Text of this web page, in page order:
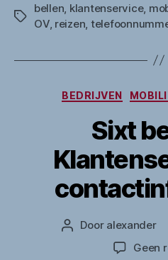
Tags
bellen klantenservice,
OV, reizen
BEDRIJVEN
Sixt
Berichtauteur
Door alexander
Geen